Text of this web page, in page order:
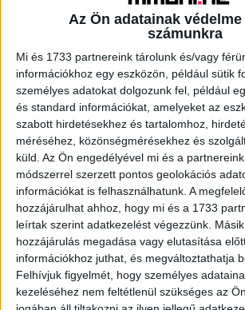
Az Ön adatainak
számunkra
Mi és 1733 partnereink tárolunk és/vagy
információkhoz egy eszközön, például sütik
személyes adatokat dolgozunk fel, például
és standard információkat, amelyeket az
szabott hirdetésekhez és tartalomhoz,
méréséhez, közönségmérésekhez és
küld. Az Ön engedélyével mi és a
módszerrel szerzett pontos geolokációs
információkat is felhasználhatunk. A
hozzájárulhat ahhoz, hogy mi és a 1733
leírtak szerint adatkezelést végezzünk.
hozzájárulás megadása vagy elutasítása
információkhoz juthat, és megváltoztathatja
Felhívjuk figyelmét, hogy személyes
kezeléséhez nem feltétlenül szükséges az
visszaesést mutatva, ami mögött egy
funkcióváltás áll. A tópart ugyanis ma
részeként működik. Ennek megfelelően a
jelentős része eleve állandó lakhatásra
keres az
ingatlan.com-on a jellemzően 931 ezer
közötti négyzetméteráras sávban.
Finanszírozási szempontból a lakóház
lakás besorolás lehetővé teszi, hogy a
kamatozású lakáshitelek mellett az
és a fix 3 százalékos kamattámogatott
bevonják a vásárlásba. Utóbbi a havi
több mint 70 százalékát adja az